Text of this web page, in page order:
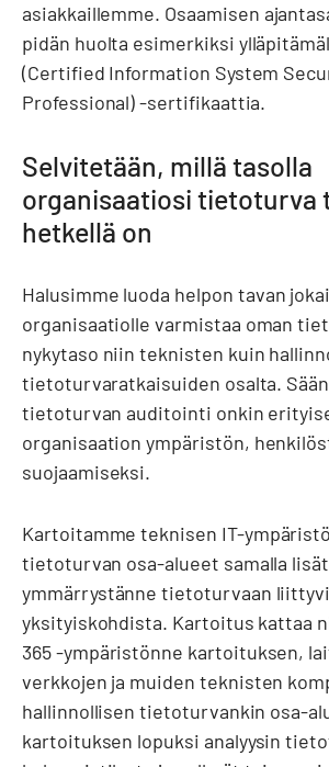
asiakkaillemme. Osaamisen
pidän huolta esimerkiksi
(Certified Information System
Professional) -sertifikaattia.
Selvitetään, millä tasolla
organisaatiosi tietoturva
hetkellä on
Halusimme luoda helpon tavan
organisaatiolle varmistaa oman
nykytaso niin teknisten kuin
tietoturvaratkaisuiden osalta.
tietoturvan auditointi onkin
organisaation ympäristön,
suojaamiseksi.
Kartoitamme teknisen IT-
tietoturvan osa-alueet samalla
ymmärrystänne tietoturvaan
yksityiskohdista. Kartoitus kattaa
365 -ympäristönne kartoituksen,
verkkojen ja muiden teknisten
hallinnollisen tietoturvankin osa-
kartoituksen lopuksi analyysin